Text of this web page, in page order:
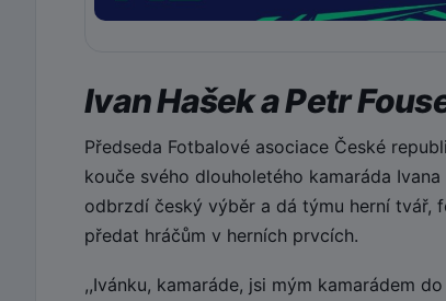
Ivan Hašek a Petr
Předseda Fotbalové asociace České
kouče svého dlouholetého kamaráda
odbrzdí český výběr a dá týmu herní tvář,
předat hráčům v herních prvcích.
,,Ivánku, kamaráde, jsi mým kamarádem